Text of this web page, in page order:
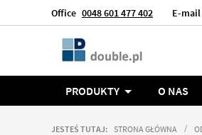
Office 0048 601 477 402 E-mail
Język
PRODUKTY O NAS
JESTEŚ TUTAJ: STRONA GŁÓWNA